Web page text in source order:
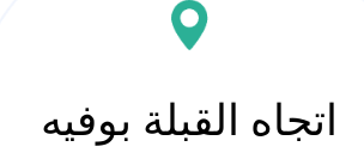
اتجاه القبلة بوفيه